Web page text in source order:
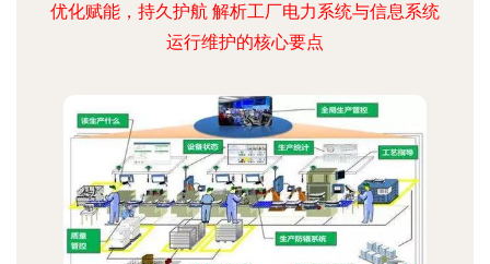
优化赋能，持久护航 解析工厂电力系统与信息系统
运行维护的核心要点